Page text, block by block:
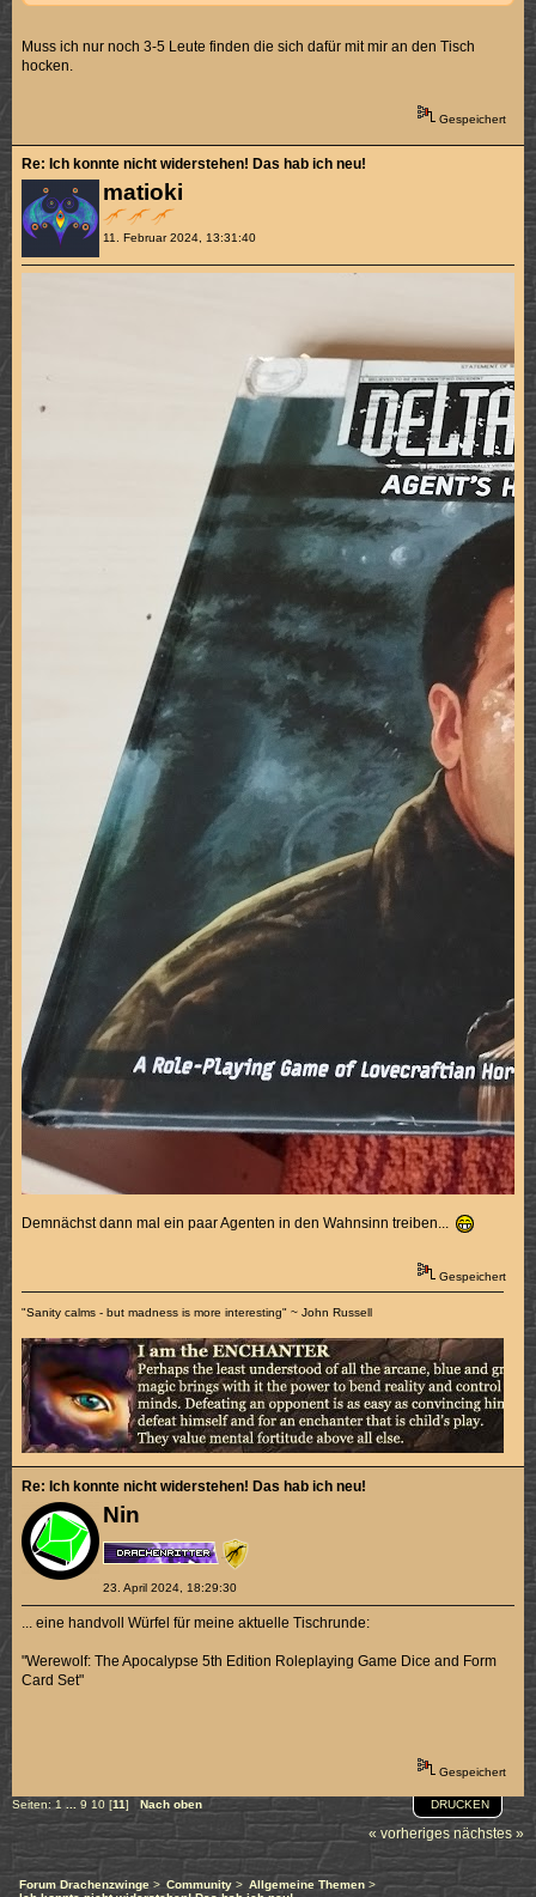
Muss ich nur noch 3-5 Leute finden die sich dafür mit mir an den Tisch
hocken.
Gespeichert
matioki
11. Februar 2024, 13:31:40
Re: Ich konnte nicht widerstehen! Das hab ich neu!
Demnächst dann mal ein paar Agenten in den Wahnsinn treiben...
Gespeichert
"Sanity calms - but madness is more interesting" ~ John Russell
Nin
23. April 2024, 18:29:30
Re: Ich konnte nicht widerstehen! Das hab ich neu!
... eine handvoll Würfel für meine aktuelle Tischrunde:
"Werewolf: The Apocalypse 5th Edition Roleplaying Game Dice and Form
Card Set"
Gespeichert
DRUCKEN
Seiten: 1 9 10 [11] Nach oben
« vorheriges nächstes »
Forum Drachenzwinge > Community> Allgemeine Themen>